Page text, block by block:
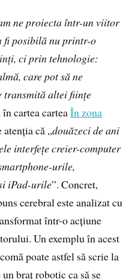
ne proiecta într-un viitor
fi posibilă nu printr-o
ci prin tehnologie:
care pot să ne
transmită altei ființe
cartea carteaÎn zona
atenția că „douăzeci de ani
interfețe creier-computer
urile,
iPad-urile”. Concret,
cerebral este analizat cu
într-o acțiune
Un exemplu în acest
poate astfel să scrie la
braț robotic ca să se